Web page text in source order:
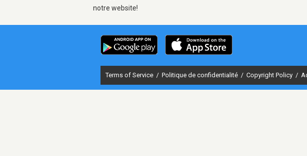
notre website!
Terms of Service / Politique de confidentialité / Copyright Policy /